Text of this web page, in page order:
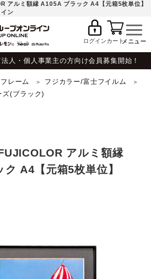
アルミ額縁 A105A ブラック A4【元箱5枚単位】
イン
ログインカート
人・個人事業主の方向け会員募集開始！
レーム
フジカラー/富士フイルム
ズ(ブラック)
アルミ額縁
A4【元箱5枚単位】